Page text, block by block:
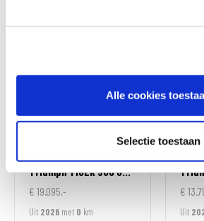
Alle cookies
Selectie toestaan
MotoPort Wormerveer
TriumphTIGER 900 GT ALPINE EDITION
€ 19.095,-
Uit 2026 met 0 km
€
Uit